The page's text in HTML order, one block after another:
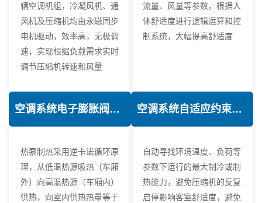
辆空调机组，冷凝风机、通
风机及压缩机均由永磁同步
电机驱动，效率高，无极调
速，实现根据负载需求实时
调节压缩机转速和风量
流量、风量等参数，根据人
体舒适度进行逻辑运算和控
制系统，大幅提高舒适度
空调系统电子膨胀阀热力学优化技术
热泵制热采用逆卡诺循环原
理，从低温热源吸热（车厢
外）向高温热源（车厢内）
供热，向室内供热热量等于
空调系统自适应约束控制技术
自动寻找环境温度、负荷等
参数下运行的最大制冷或制
热能力，避免压缩机的反复
启停影响客室舒适度，避免